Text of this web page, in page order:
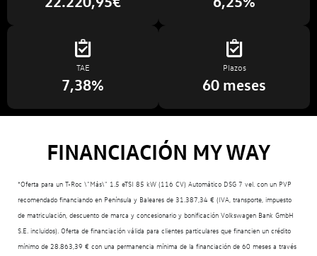
TAE
7,38%
Plazos
60 meses
FINANCIACIÓN MY WAY
*Oferta para un T-Roc \"Más\" 1.5 eTSI 85 kW (116 CV) Automático DSG 7 vel. con un PVP
recomendado financiando en Península y Baleares de 31.387,34 € (IVA, transporte, impuesto
de matriculación, descuento de marca y concesionario y bonificación Volkswagen Bank GmbH
S.E. incluidos). Oferta de financiación válida para clientes particulares que financien un crédito
mínimo de 28.863,39 € con una permanencia mínima de la financiación de 60 meses a través